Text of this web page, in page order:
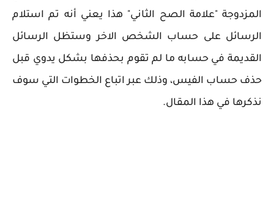
المزدوجة "علامة الصح الثاني" هذا يعني أنه تم استلام
الرسائل على حساب الشخص الاخر وستظل الرسائل
القديمة في حسابه ما لم تقوم بحذفها بشكل يدوي قبل
حذف حساب الفيس، وذلك عبر اتباع الخطوات التي سوف
نذكرها في هذا المقال.